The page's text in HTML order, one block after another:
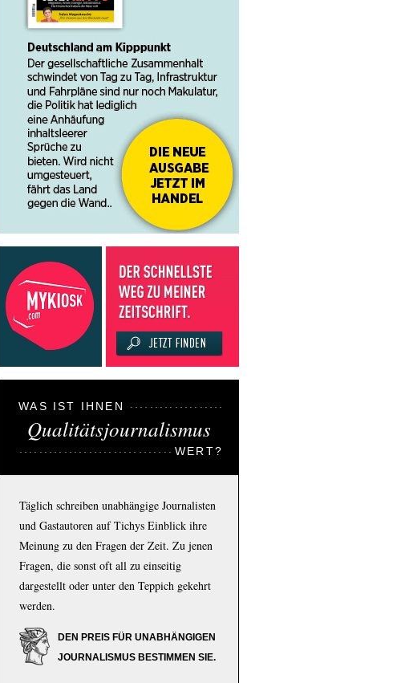
WAS IST IHNEN
Qualitätsjournalismus
WERT?
Täglich schreiben unabhängige Journalisten
und Gastautoren auf Tichys Einblick ihre
Meinung zu den Fragen der Zeit. Zu jenen
Fragen, die sonst oft all zu einseitig
dargestellt oder unter den Teppich gekehrt
werden.
DEN PREIS FÜR UNABHÄNGIGEN
JOURNALISMUS BESTIMMEN SIE.